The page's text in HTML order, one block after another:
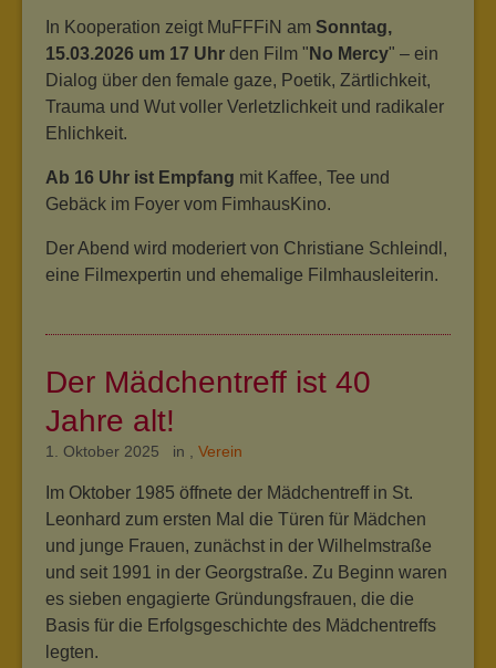
In Kooperation zeigt MuFFFiN am Sonntag,
15.03.2026 um 17 Uhr den Film " No Mercy" – ein
Dialog über den female gaze, Poetik, Zärtlichkeit,
Trauma und Wut voller Verletzlichkeit und radikaler
Ehlichkeit.
Ab 16 Uhr ist Empfang mit Kaffee, Tee und
Gebäck im Foyer vom FimhausKino.
Der Abend wird moderiert von Christiane Schleindl,
eine Filmexpertin und ehemalige Filmhausleiterin.
Der Mädchentreff ist 40
Jahre alt!
1. Oktober 2025 in , Verein
Im Oktober 1985 öffnete der Mädchentreff in St.
Leonhard zum ersten Mal die Türen für Mädchen
und junge Frauen, zunächst in der Wilhelmstraße
und seit 1991 in der Georgstraße. Zu Beginn waren
es sieben engagierte Gründungsfrauen, die die
Basis für die Erfolgsgeschichte des Mädchentreffs
legten.